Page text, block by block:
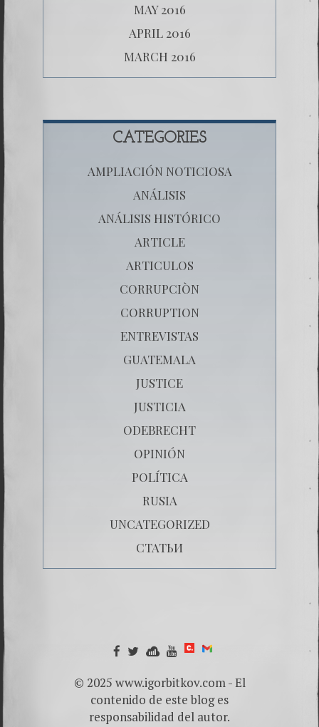
MAY 2016
APRIL 2016
MARCH 2016
CATEGORIES
AMPLIACIÓN NOTICIOSA
ANÁLISIS
ANÁLISIS HISTÓRICO
ARTICLE
ARTICULOS
CORRUPCIÒN
CORRUPTION
ENTREVISTAS
GUATEMALA
JUSTICE
JUSTICIA
ODEBRECHT
OPINIÓN
POLÍTICA
RUSIA
UNCATEGORIZED
СТАТЬИ
© 2025 www.igorbitkov.com - El
contenido de este blog es
responsabilidad del autor.